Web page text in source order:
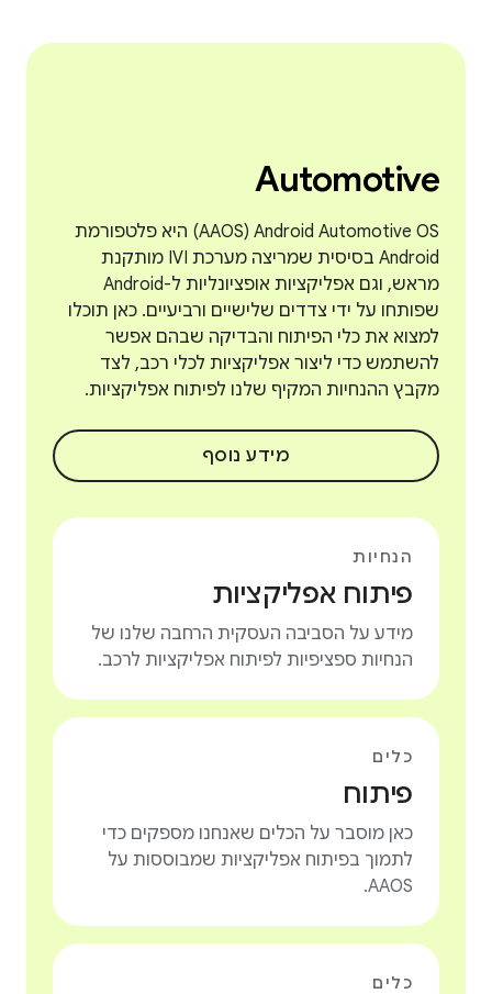
Automotive
Android Automotive OS‏ (AAOS) היא פלטפורמת
Android בסיסית שמריצה מערכת IVI מותקנת
מראש, וגם אפליקציות אופציונליות ל-Android
שפותחו על ידי צדדים שלישיים ורביעיים. כאן תוכלו
למצוא את כלי הפיתוח והבדיקה שבהם אפשר
להשתמש כדי ליצור אפליקציות לכלי רכב, לצד
מקבץ ההנחיות המקיף שלנו לפיתוח אפליקציות.
מידע נוסף
הנחיות
פיתוח אפליקציות
מידע על הסביבה העסקית הרחבה שלנו של
הנחיות ספציפיות לפיתוח אפליקציות לרכב.
כלים
פיתוח
כאן מוסבר על הכלים שאנחנו מספקים כדי
לתמוך בפיתוח אפליקציות שמבוססות על
AAOS.
כלים